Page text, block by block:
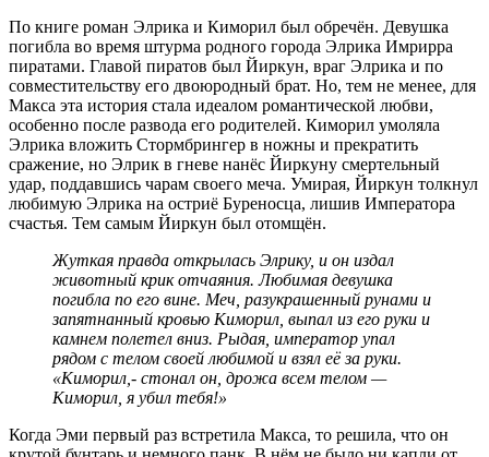
По книге роман Элрика и Киморил был обречён. Девушка
погибла во время штурма родного города Элрика Имрирра
пиратами. Главой пиратов был Йиркун, враг Элрика и по
совместительству его двоюродный брат. Но, тем не менее, для
Макса эта история стала идеалом романтической любви,
особенно после развода его родителей. Киморил умоляла
Элрика вложить Стормбрингер в ножны и прекратить
сражение, но Элрик в гневе нанёс Йиркуну смертельный
удар, поддавшись чарам своего меча. Умирая, Йиркун толкнул
любимую Элрика на остриё Буреносца, лишив Императора
счастья. Тем самым Йиркун был отомщён.
Жуткая правда открылась Элрику, и он издал
животный крик отчаяния. Любимая девушка
погибла по его вине. Меч, разукрашенный рунами и
запятнанный кровью Киморил, выпал из его руки и
камнем полетел вниз. Рыдая, император упал
рядом с телом своей любимой и взял её за руки.
«Киморил,- стонал он, дрожа всем телом —
Киморил, я убил тебя!»
Когда Эми первый раз встретила Макса, то решила, что он